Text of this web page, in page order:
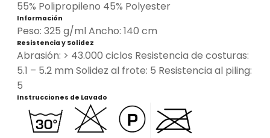
55% Polipropileno 45% Polyester
Información
Peso: 325 g/ml Ancho: 140 cm
Resistencia y Solidez
Abrasión: > 43.000 ciclos Resistencia de costuras:
5.1 – 5.2 mm Solidez al frote: 5 Resistencia al piling:
5
Instrucciones de Lavado